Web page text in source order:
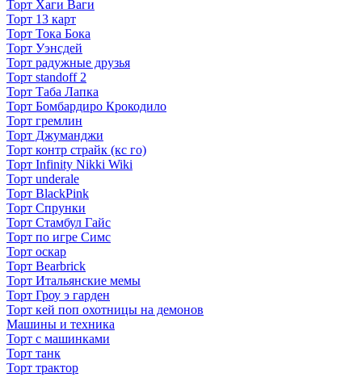
Торт Хаги Ваги
Торт 13 карт
Торт Тока Бока
Торт Уэнсдей
Торт радужные друзья
Торт standoff 2
Торт Таба Лапка
Торт Бомбардиро Крокодило
Торт гремлин
Торт Джуманджи
Торт контр страйк (кс го)
Торт Infinity Nikki Wiki
Торт underale
Торт BlackPink
Торт Спрунки
Торт Стамбул Гайс
Торт по игре Симс
Торт оскар
Торт Bearbrick
Торт Итальянские мемы
Торт Гроу э гарден
Торт кей поп охотницы на демонов
Машины и техника
Торт с машинками
Торт танк
Торт трактор